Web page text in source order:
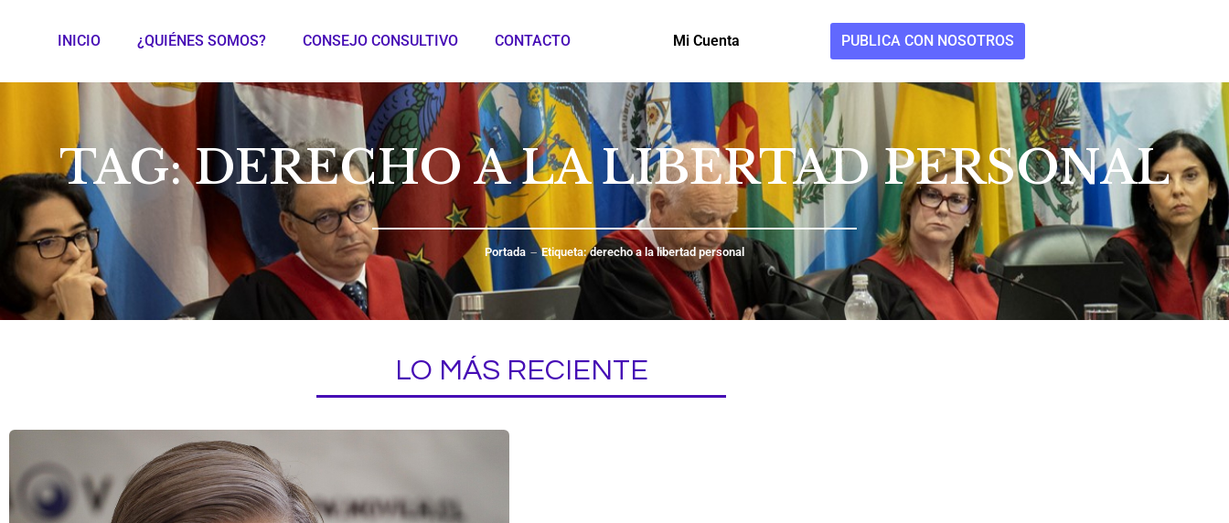
INICIO ¿QUIÉNES SOMOS? CONSEJO CONSULTIVO CONTACTO Mi Cuenta PUBLICA CON NOSOTROS
TAG: DERECHO A LA LIBERTAD PERSONAL
Portada Etiqueta: derecho a la libertad personal
LO MÁS RECIENTE